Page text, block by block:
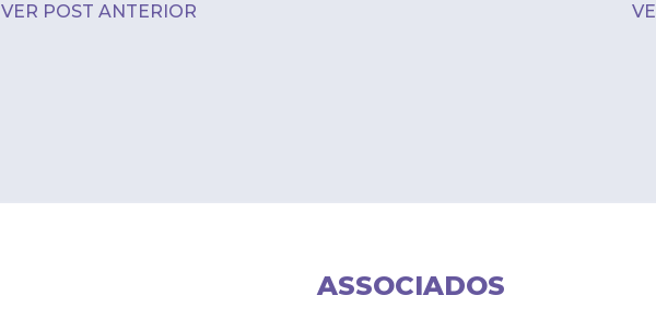
VER POST ANTERIOR
ASSOCIADOS